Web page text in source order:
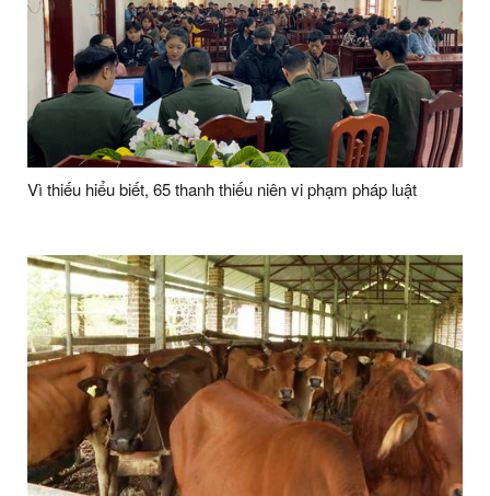
Vì thiếu hiểu biết, 65 thanh thiếu niên vi phạm pháp luật